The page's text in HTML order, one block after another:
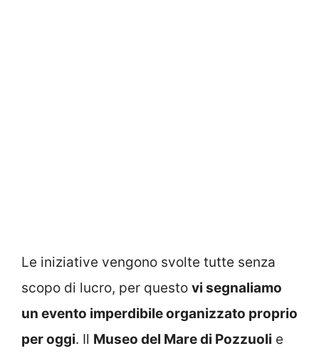
Le iniziative vengono svolte tutte senza
scopo di lucro, per questo vi segnaliamo
un evento imperdibile organizzato proprio
per oggi. Il Museo del Mare di Pozzuoli e